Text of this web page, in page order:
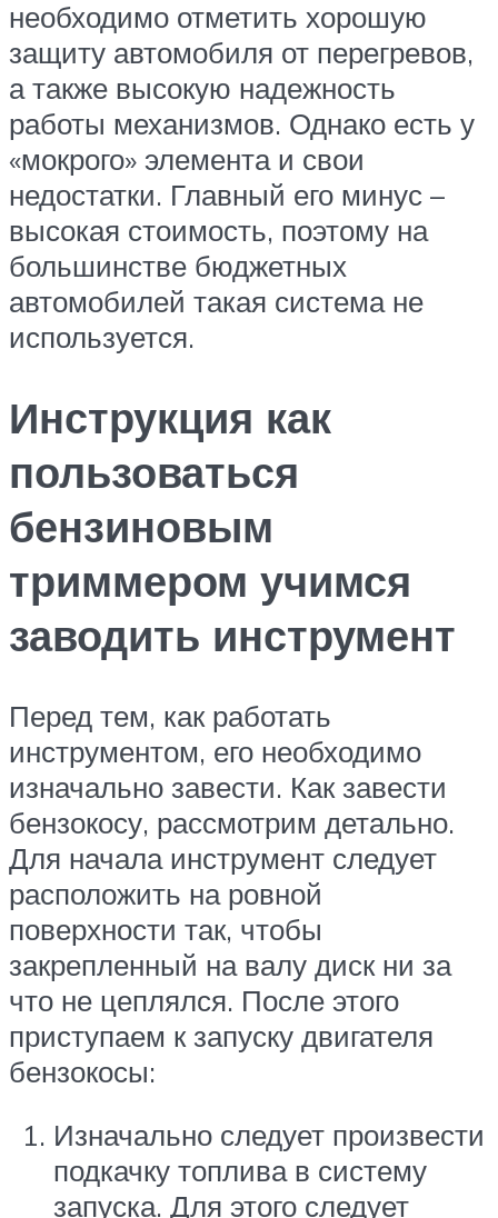
необходимо отметить хорошую
защиту автомобиля от перегревов,
а также высокую надежность
работы механизмов. Однако есть у
«мокрого» элемента и свои
недостатки. Главный его минус –
высокая стоимость, поэтому на
большинстве бюджетных
автомобилей такая система не
используется.
Инструкция как
пользоваться
бензиновым
триммером учимся
заводить инструмент
Перед тем, как работать
инструментом, его необходимо
изначально завести. Как завести
бензокосу, рассмотрим детально.
Для начала инструмент следует
расположить на ровной
поверхности так, чтобы
закрепленный на валу диск ни за
что не цеплялся. После этого
приступаем к запуску двигателя
бензокосы:
Изначально следует произвести
подкачку топлива в систему
запуска. Для этого следует